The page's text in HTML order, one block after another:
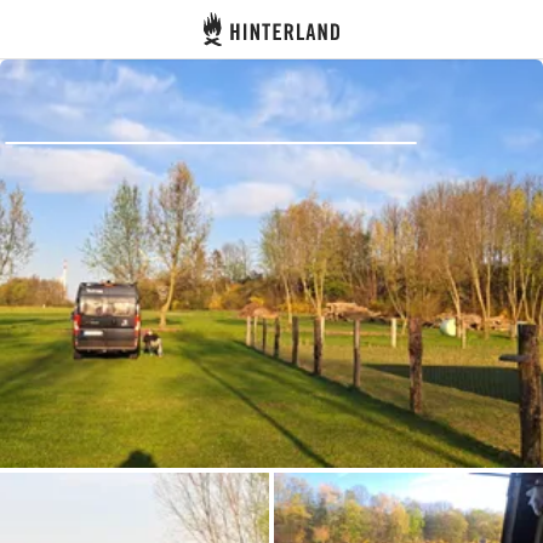
Hinterland
Accedi
Registro
Diventare Host
Piazzole
Alloggi
Pianificazione viaggio